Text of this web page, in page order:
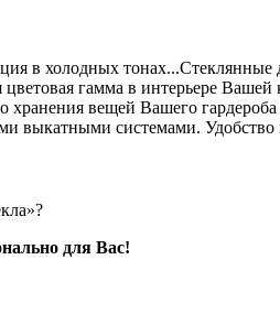
в холодных
гамма в интерьере
вещей Вашего
выкатными системами.
для Вас!